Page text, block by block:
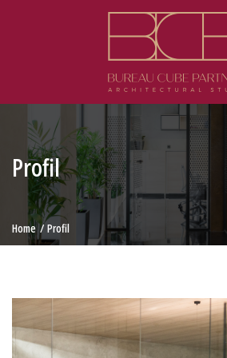
Profil
Home Profil